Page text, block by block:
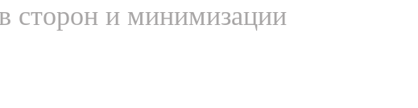
сторон и минимизации